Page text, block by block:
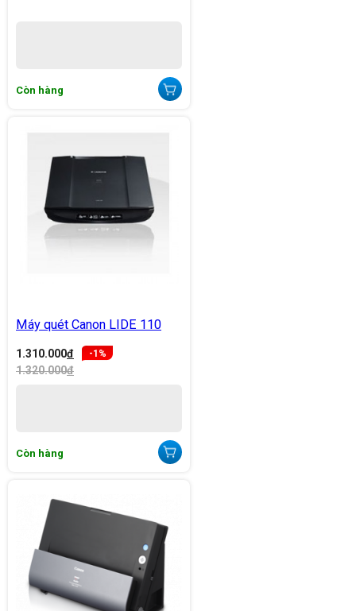
Còn hàng
Máy quét Canon LIDE 110
1.310.000đ -1%
1.320.000đ
Còn hàng